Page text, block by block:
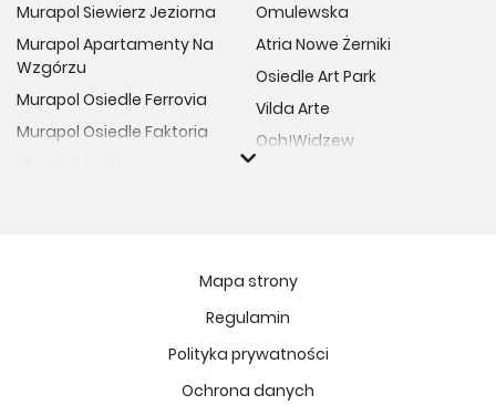
Murapol Siewierz Jeziorna
Murapol Apartamenty Na
Wzgórzu
Murapol Osiedle Ferrovia
Murapol Osiedle Faktoria
Murapol Osiedle Szafirove
Omulewska
Atria Nowe Żerniki
Osiedle Art Park
Vilda Arte
Och!Widzew
Fort Natura Etap II
Osiedle Imbramowskie
Mapa strony
Regulamin
Polityka prywatności
Ochrona danych